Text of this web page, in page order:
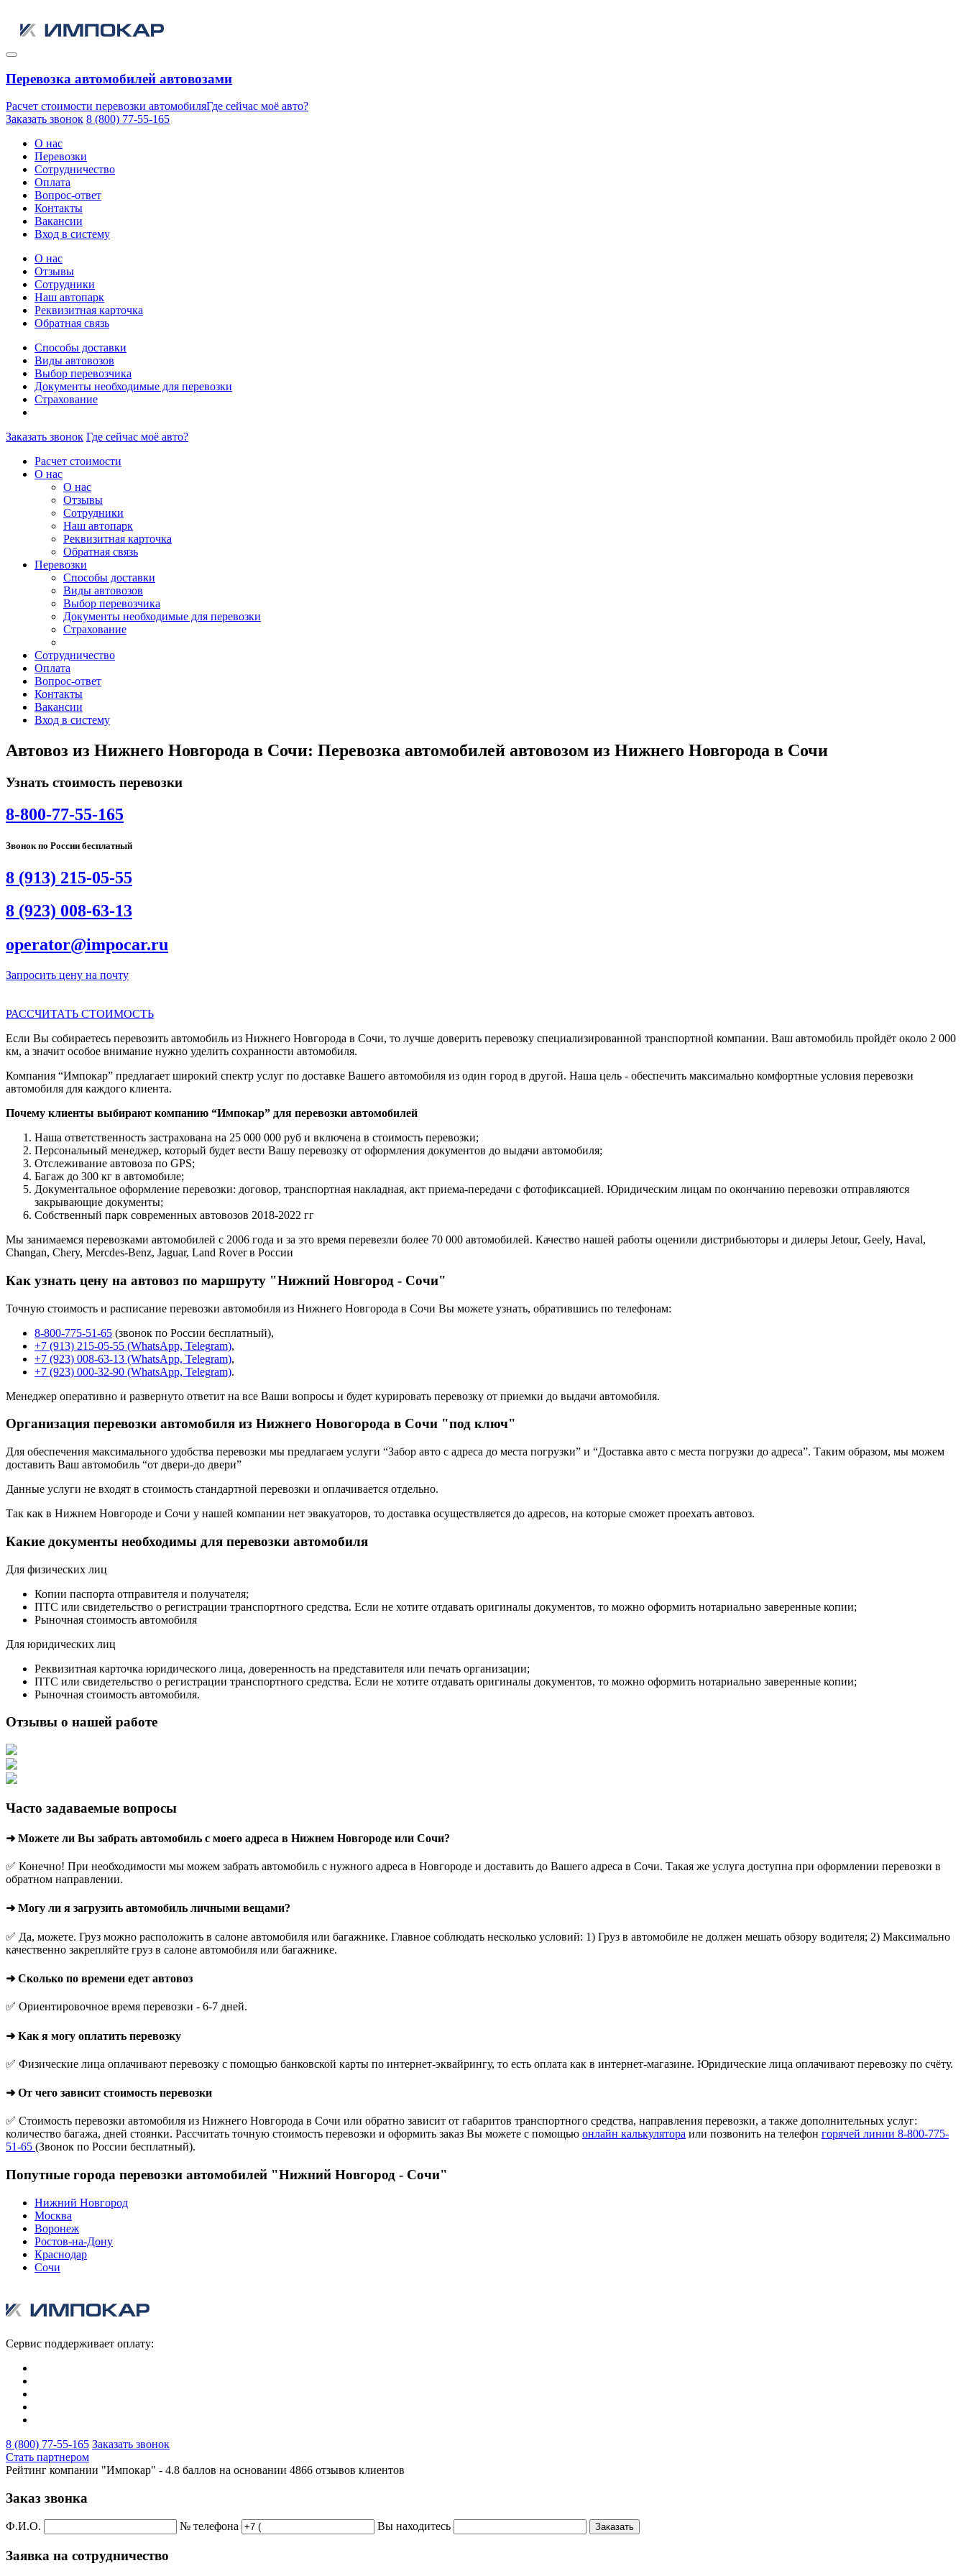
Перевозка автомобилей автовозами
Расчет стоимости перевозки автомобиляГде сейчас моё авто?
Заказать звонок 8 (800) 77-55-165
О нас
Перевозки
Сотрудничество
Оплата
Вопрос-ответ
Контакты
Вакансии
Вход в систему
О нас
Отзывы
Сотрудники
Наш автопарк
Реквизитная карточка
Обратная связь
Способы доставки
Виды автовозов
Выбор перевозчика
Документы необходимые для перевозки
Страхование
Заказать звонок Где сейчас моё авто?
Расчет стоимости
О нас
О нас
Отзывы
Сотрудники
Наш автопарк
Реквизитная карточка
Обратная связь
Перевозки
Способы доставки
Виды автовозов
Выбор перевозчика
Документы необходимые для перевозки
Страхование
Сотрудничество
Оплата
Вопрос-ответ
Контакты
Вакансии
Вход в систему
Автовоз из Нижнего Новгорода в Сочи: Перевозка автомобилей автовозом из Нижнего Новгорода в Сочи
Узнать стоимость перевозки
8-800-77-55-165
Звонок по России бесплатный
8 (913) 215-05-55
8 (923) 008-63-13
operator@impocar.ru
Запросить цену на почту
РАССЧИТАТЬ СТОИМОСТЬ
Если Вы собираетесь перевозить автомобиль из Нижнего Новгорода в Сочи, то лучше доверить перевозку специализированной транспортной компании. Ваш автомобиль пройдёт около 2 000
км, а значит особое внимание нужно уделить сохранности автомобиля.
Компания “Импокар” предлагает широкий спектр услуг по доставке Вашего автомобиля из один город в другой. Наша цель - обеспечить максимально комфортные условия перевозки
автомобиля для каждого клиента.
Почему клиенты выбирают компанию “Импокар” для перевозки автомобилей
Наша ответственность застрахована на 25 000 000 руб и включена в стоимость перевозки;
Персональный менеджер, который будет вести Вашу перевозку от оформления документов до выдачи автомобиля;
Отслеживание автовоза по GPS;
Багаж до 300 кг в автомобиле;
Документальное оформление перевозки: договор, транспортная накладная, акт приема-передачи с фотофиксацией. Юридическим лицам по окончанию перевозки отправляются
закрывающие документы;
Собственный парк современных автовозов 2018-2022 гг
Мы занимаемся перевозками автомобилей с 2006 года и за это время перевезли более 70 000 автомобилей. Качество нашей работы оценили дистрибьюторы и дилеры Jetour, Geely, Haval,
Changan, Chery, Mercdes-Benz, Jaguar, Land Rover в России
Как узнать цену на автовоз по маршруту "Нижний Новгород - Сочи"
Точную стоимость и расписание перевозки автомобиля из Нижнего Новгорода в Сочи Вы можете узнать, обратившись по телефонам:
8-800-775-51-65 (звонок по России бесплатный),
+7 (913) 215-05-55 (WhatsApp, Telegram),
+7 (923) 008-63-13 (WhatsApp, Telegram),
+7 (923) 000-32-90 (WhatsApp, Telegram).
Менеджер оперативно и развернуто ответит на все Ваши вопросы и будет курировать перевозку от приемки до выдачи автомобиля.
Организация перевозки автомобиля из Нижнего Новогорода в Сочи "под ключ"
Для обеспечения максимального удобства перевозки мы предлагаем услуги “Забор авто с адреса до места погрузки” и “Доставка авто с места погрузки до адреса”. Таким образом, мы можем
доставить Ваш автомобиль “от двери-до двери”
Данные услуги не входят в стоимость стандартной перевозки и оплачивается отдельно.
Так как в Нижнем Новгороде и Сочи у нашей компании нет эвакуаторов, то доставка осуществляется до адресов, на которые сможет проехать автовоз.
Какие документы необходимы для перевозки автомобиля
Для физических лиц
Копии паспорта отправителя и получателя;
ПТС или свидетельство о регистрации транспортного средства. Если не хотите отдавать оригиналы документов, то можно оформить нотариально заверенные копии;
Рыночная стоимость автомобиля
Для юридических лиц
Реквизитная карточка юридического лица, доверенность на представителя или печать организации;
ПТС или свидетельство о регистрации транспортного средства. Если не хотите отдавать оригиналы документов, то можно оформить нотариально заверенные копии;
Рыночная стоимость автомобиля.
Отзывы о нашей работе
Часто задаваемые вопросы
➜ Можете ли Вы забрать автомобиль с моего адреса в Нижнем Новгороде или Сочи?
✅ Конечно! При необходимости мы можем забрать автомобиль с нужного адреса в Новгороде и доставить до Вашего адреса в Сочи. Такая же услуга доступна при оформлении перевозки в
обратном направлении.
➜ Могу ли я загрузить автомобиль личными вещами?
✅ Да, можете. Груз можно расположить в салоне автомобиля или багажнике. Главное соблюдать несколько условий: 1) Груз в автомобиле не должен мешать обзору водителя; 2) Максимально
качественно закрепляйте груз в салоне автомобиля или багажнике.
➜ Сколько по времени едет автовоз
✅ Ориентировочное время перевозки - 6-7 дней.
➜ Как я могу оплатить перевозку
✅ Физические лица оплачивают перевозку с помощью банковской карты по интернет-эквайрингу, то есть оплата как в интернет-магазине. Юридические лица оплачивают перевозку по счёту.
➜ От чего зависит стоимость перевозки
✅ Стоимость перевозки автомобиля из Нижнего Новгорода в Сочи или обратно зависит от габаритов транспортного средства, направления перевозки, а также дополнительных услуг:
количество багажа, дней стоянки. Рассчитать точную стоимость перевозки и оформить заказ Вы можете с помощью онлайн калькулятора или позвонить на телефон горячей линии 8-800-775-
51-65 (Звонок по России бесплатный).
Попутные города перевозки автомобилей "Нижний Новгород - Сочи"
Нижний Новгород
Москва
Воронеж
Ростов-на-Дону
Краснодар
Сочи
Сервис поддерживает оплату:
8 (800) 77-55-165 Заказать звонок
Стать партнером
Рейтинг компании "Импокар" - 4.8 баллов на основании 4866 отзывов клиентов
Заказ звонка
Ф.И.О. № телефона Вы находитесь Заказать
Заявка на сотрудничество